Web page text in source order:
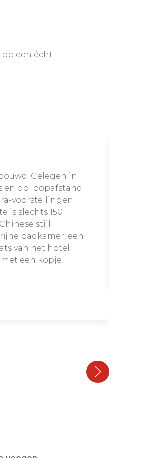
op een écht
Gelegen in
en op loopafstand
voorstellingen
is slechts 150
stijl
badkamer, een
van het hotel
een kopje